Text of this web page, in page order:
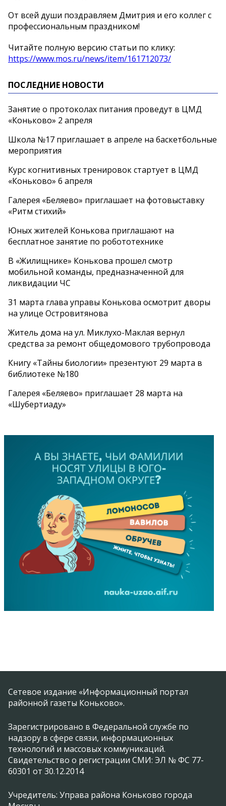
От всей души поздравляем Дмитрия и его коллег с
профессиональным праздником!
Читайте полную версию статьи по клику:
https://www.mos.ru/news/item/161712073/
ПОСЛЕДНИЕ НОВОСТИ
Занятие о протоколах питания проведут в ЦМД
«Коньково» 2 апреля
Школа №17 приглашает в апреле на баскетбольные
мероприятия
Курс когнитивных тренировок стартует в ЦМД
«Коньково» 6 апреля
Галерея «Беляево» приглашает на фотовыставку
«Ритм стихий»
Юных жителей Конькова приглашают на
бесплатное занятие по робототехнике
В «Жилищнике» Конькова прошел смотр
мобильной команды, предназначенной для
ликвидации ЧС
31 марта глава управы Конькова осмотрит дворы
на улице Островитянова
Житель дома на ул. Миклухо-Маклая вернул
средства за ремонт общедомового трубопровода
Книгу «Тайны биологии» презентуют 29 марта в
библиотеке №180
Галерея «Беляево» приглашает 28 марта на
«Шубертиаду»
Сетевое издание «Информационный портал
районной газеты Коньково».
Зарегистрировано в Федеральной службе по
надзору в сфере связи, информационных
технологий и массовых коммуникаций.
Свидетельство о регистрации СМИ: ЭЛ № ФС 77-
60301 от 30.12.2014
Учредитель: Управа района Коньково города